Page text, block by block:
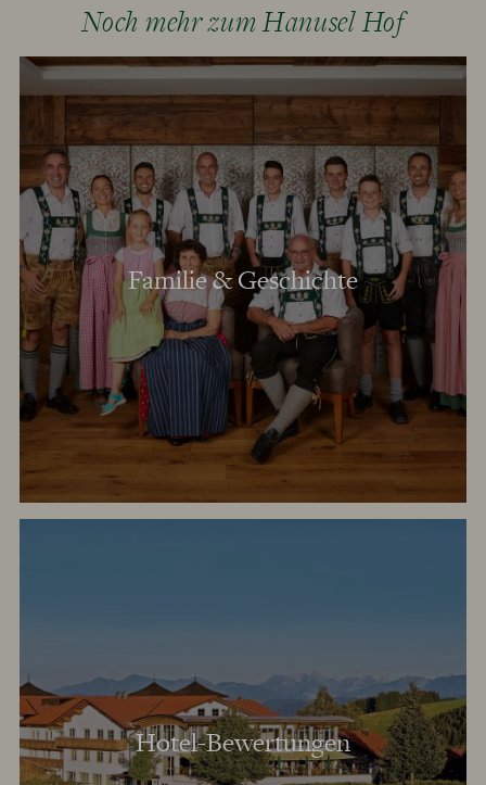
Noch mehr zum Hanusel Hof
Familie & Geschichte
Hotel-Bewertungen